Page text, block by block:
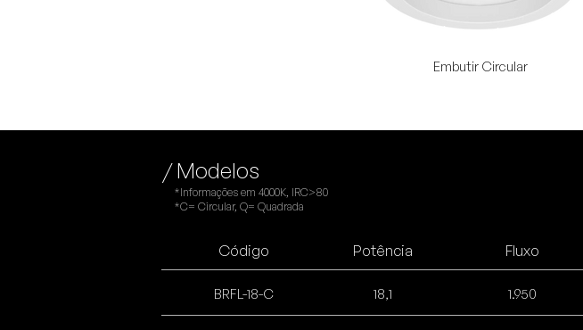
Embutir Circular
/ Modelos
*Informações em 4000K, IRC>80
*C= Circular, Q= Quadrada
Código Potência Fluxo
BRFL-18-C 18,1 1.950